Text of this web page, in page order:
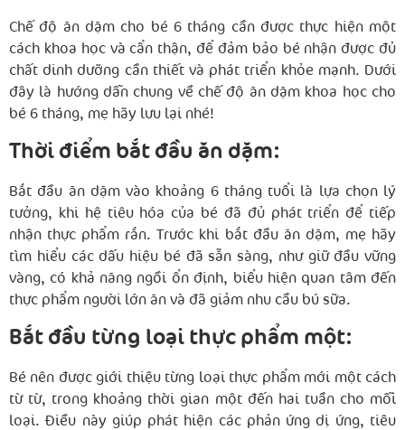
Chế độ ăn dặm cho bé 6 tháng cần được thực hiện một
cách khoa học và cẩn thận, để đảm bảo bé nhận được đủ
chất dinh dưỡng cần thiết và phát triển khỏe mạnh. Dưới
đây là hướng dẫn chung về chế độ ăn dặm khoa học cho
bé 6 tháng, mẹ hãy lưu lại nhé!
Thời điểm bắt đầu ăn dặm:
Bắt đầu ăn dặm vào khoảng 6 tháng tuổi là lựa chọn lý
tưởng, khi hệ tiêu hóa của bé đã đủ phát triển để tiếp
nhận thực phẩm rắn. Trước khi bắt đầu ăn dặm, mẹ hãy
tìm hiểu các dấu hiệu bé đã sẵn sàng, như giữ đầu vững
vàng, có khả năng ngồi ổn định, biểu hiện quan tâm đến
thực phẩm người lớn ăn và đã giảm nhu cầu bú sữa.
Bắt đầu từng loại thực phẩm một:
Bé nên được giới thiệu từng loại thực phẩm mới một cách
từ từ, trong khoảng thời gian một đến hai tuần cho mỗi
loại. Điều này giúp phát hiện các phản ứng dị ứng, tiêu